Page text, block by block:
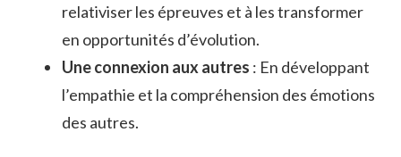
relativiser les épreuves et à les transformer
en opportunités d’évolution.
Une connexion aux autres : En développant
l’empathie et la compréhension des émotions
des autres.